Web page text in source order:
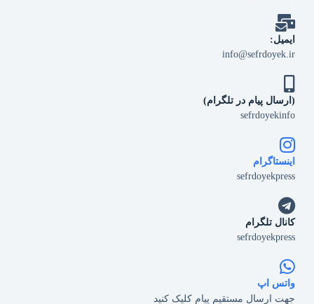
ایمیل:
info@sefrdoyek.ir
(ارسال پیام در تلگرام)
sefrdoyekinfo
اینستاگرام
sefrdoyekpress
کانال تلگرام
sefrdoyekpress
واتس اپ
جهت ارسال مستقیم پیام کلیک کنید